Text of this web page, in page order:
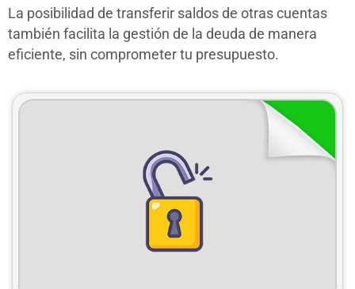
La posibilidad de transferir saldos de otras cuentas
también facilita la gestión de la deuda de manera
eficiente, sin comprometer tu presupuesto.